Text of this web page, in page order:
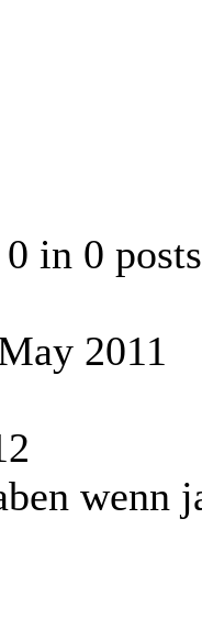
0 in 0 posts
2011
wenn